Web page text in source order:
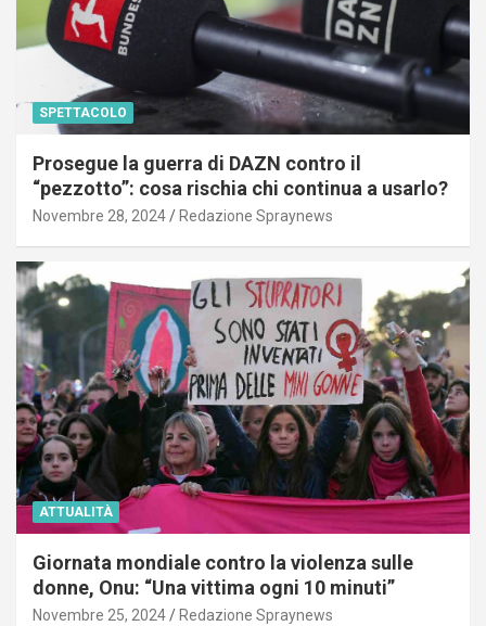
SPETTACOLO
Prosegue la guerra di DAZN contro il
“pezzotto”: cosa rischia chi continua a usarlo?
Novembre 28, 2024 Redazione Spraynews
ATTUALITÀ
Giornata mondiale contro la violenza sulle
donne, Onu: “Una vittima ogni 10 minuti”
Novembre 25, 2024 Redazione Spraynews